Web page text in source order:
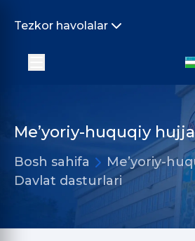
Tezkor havolalar
Me’yoriy-huquqiy
Bosh sahifa
Me’yoriy-
Davlat dasturlari